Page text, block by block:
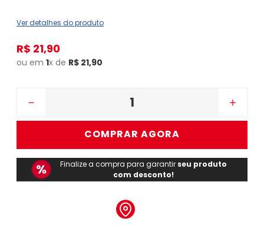
Ver detalhes do produto
R$ 21,90
ou em 1x de R$ 21,90
＋
－
COMPRAR AGORA
Finalize a compra para garantir seu produto
com desconto!